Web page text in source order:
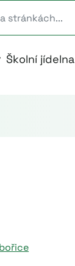
Školní jídelna